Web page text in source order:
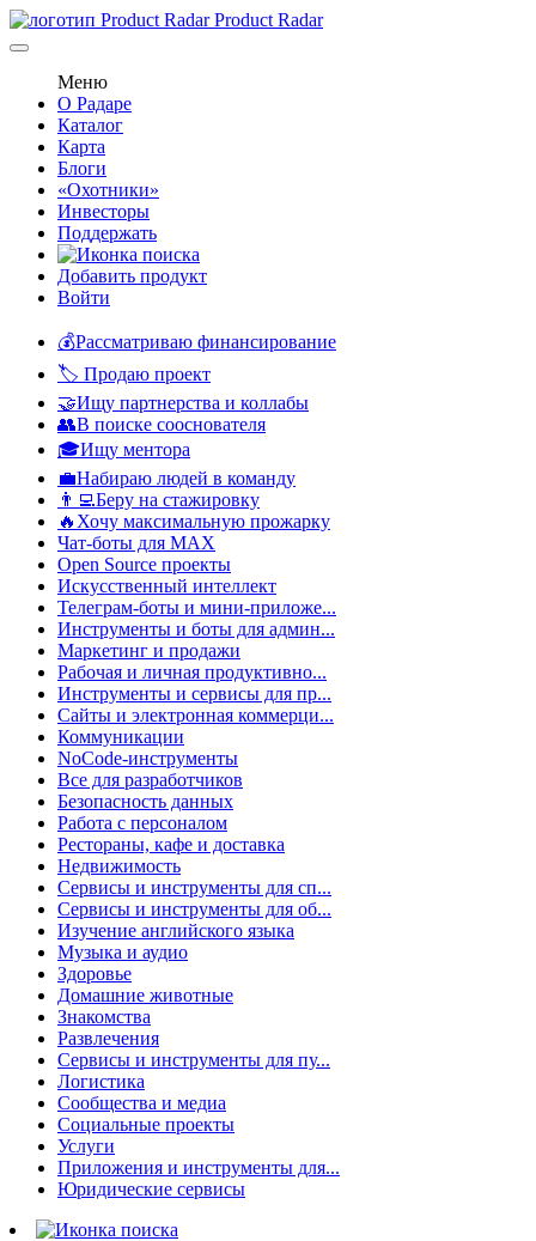
Product Radar
Меню
О Радаре
Каталог
Карта
Блоги
«Охотники»
Инвесторы
Поддержать
Добавить продукт
Войти
💰Рассматриваю финансирование
🏷️ Продаю проект
🤝Ищу партнерства и коллабы
👥В поиске сооснователя
🎓Ищу ментора
💼Набираю людей в команду
👨‍💻Беру на стажировку
🔥Хочу максимальную прожарку
Чат-боты для MAX
Open Source проекты
Искусственный интеллект
Телеграм-боты и мини-приложе...
Инструменты и боты для админ...
Маркетинг и продажи
Рабочая и личная продуктивно...
Инструменты и сервисы для пр...
Сайты и электронная коммерци...
Коммуникации
NoCode-инструменты
Все для разработчиков
Безопасность данных
Работа с персоналом
Рестораны, кафе и доставка
Недвижимость
Сервисы и инструменты для сп...
Сервисы и инструменты для об...
Изучение английского языка
Музыка и аудио
Здоровье
Домашние животные
Знакомства
Развлечения
Сервисы и инструменты для пу...
Логистика
Сообщества и медиа
Социальные проекты
Услуги
Приложения и инструменты для...
Юридические сервисы